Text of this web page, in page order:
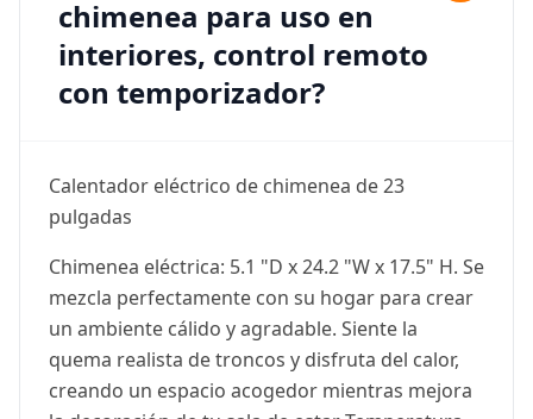
chimenea para uso en
interiores, control remoto
con temporizador?
Calentador eléctrico de chimenea de 23
pulgadas
Chimenea eléctrica: 5.1 "D x 24.2 "W x 17.5" H. Se
mezcla perfectamente con su hogar para crear
un ambiente cálido y agradable. Siente la
quema realista de troncos y disfruta del calor,
creando un espacio acogedor mientras mejora